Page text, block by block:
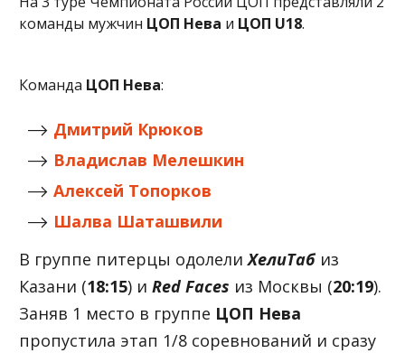
команды мужчин ЦОП Нева и ЦОП U18.
Команда ЦОП Нева:
Дмитрий Крюков
Владислав Мелешкин
Алексей Топорков
Шалва Шаташвили
В группе питерцы одолелиХелиТаб из
Казани (18:15) и Red Faces из Москвы (20:19).
Заняв 1 место в группе ЦОП Нева
пропустила этап 1/8 соревнований и сразу